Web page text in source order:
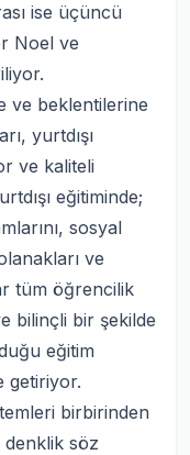
ise üçüncü
Noel ve
ve beklentilerine
yurtdışı
ve kaliteli
eğitiminde;
sosyal
ve
tüm öğrencilik
bilinçli bir şekilde
eğitim
getiriyor.
birbirinden
denklik söz